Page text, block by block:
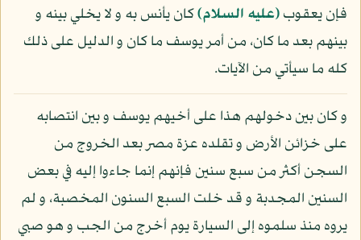
فإن يعقوب(عليه السلام)كان يأنس به و لا يخلي بينه و
بينهم بعد ما كان، من أمر يوسف ما كان و الدليل على ذلك
كله ما سيأتي من الآيات.
و كان بين دخولهم هذا على أخيهم يوسف و بين انتصابه
على خزائن الأرض و تقلده عزة مصر بعد الخروج من
السجن أكثر من سبع سنين فإنهم إنما جاءوا إليه في بعض
السنين المجدبة و قد خلت السبع السنون المخصبة، و لم
يروه منذ سلموه إلى السيارة يوم أخرج من الجب و هو صبي